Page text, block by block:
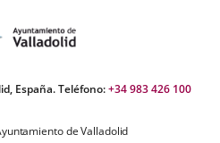
España. Teléfono:+34 983 426 100
de Valladolid